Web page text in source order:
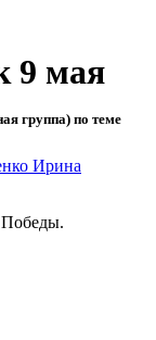
9 мая
группа) по теме
Ирина
Победы.